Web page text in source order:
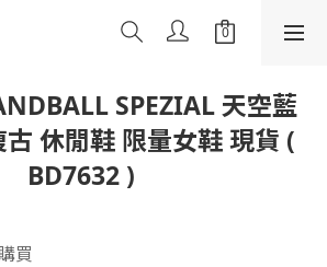
SPEZIAL 天空藍
休閒鞋 限量女鞋 現貨 (
BD7632 )
買